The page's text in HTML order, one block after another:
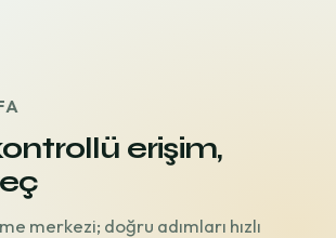
erişim,
merkezi; doğru adımları hızlı